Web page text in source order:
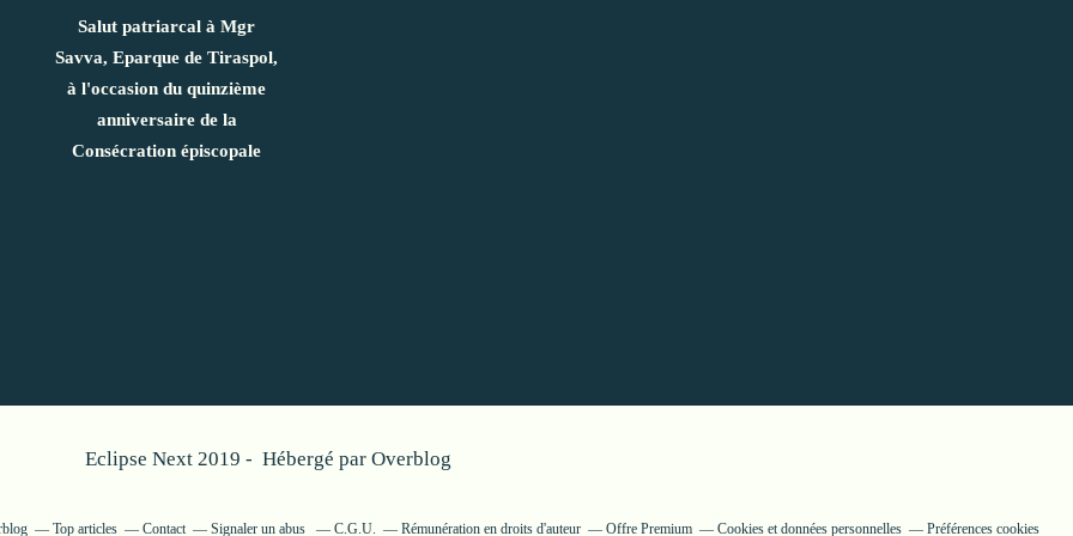
Salut patriarcal à Mgr
Savva, Eparque de Tiraspol,
à l'occasion du quinzième
anniversaire de la
Consécration épiscopale
Eclipse Next 2019 - Hébergé par Overblog
Top articles Contact Signaler un abus C.G.U. Rémunération en droits d'auteur Offre Premium Cookies et données personnelles Préférences cookies